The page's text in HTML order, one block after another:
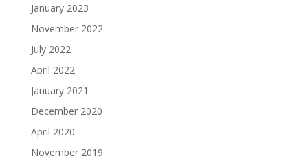
January 2023
November 2022
July 2022
April 2022
January 2021
December 2020
April 2020
November 2019